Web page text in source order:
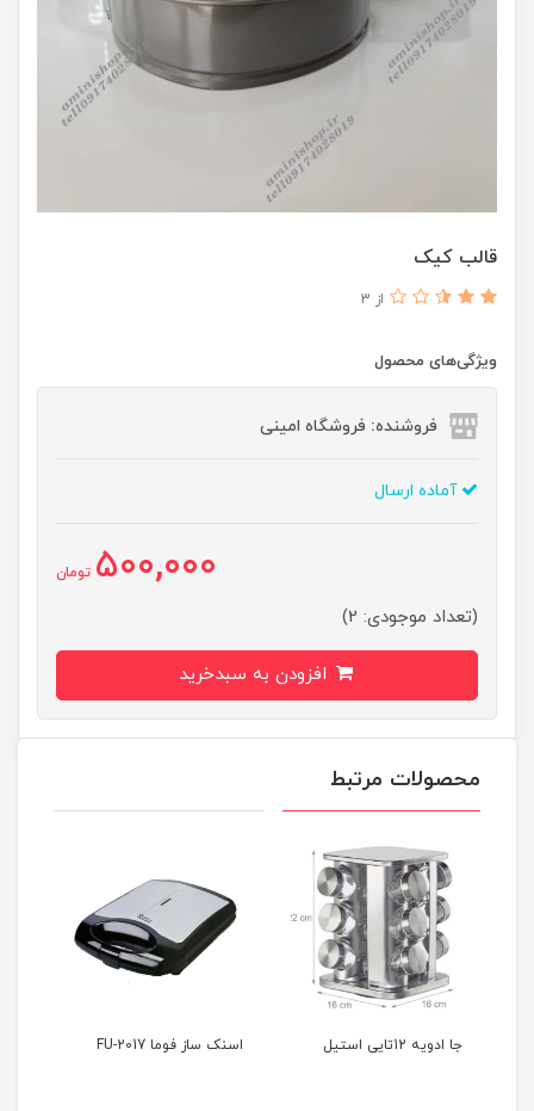
قالب کیک
از 3
ویژگی‌های محصول
فروشنده: فروشگاه امینی
آماده ارسال
500,000 تومان
(تعداد موجودی: 2)
محصولات مرتبط
اسنک ساز فوما FU-2017 چرخ گوشت فوما FA-919